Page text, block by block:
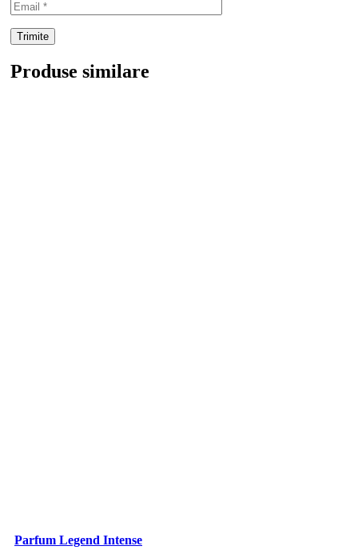
Produse similare
Parfum Legend Intense